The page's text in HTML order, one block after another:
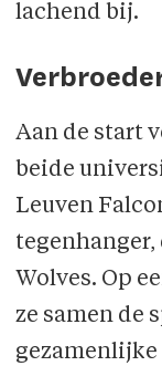
lachend bij.
Aan de start
beide
Leuven
tegenhanger,
Wolves. Op
ze samen de